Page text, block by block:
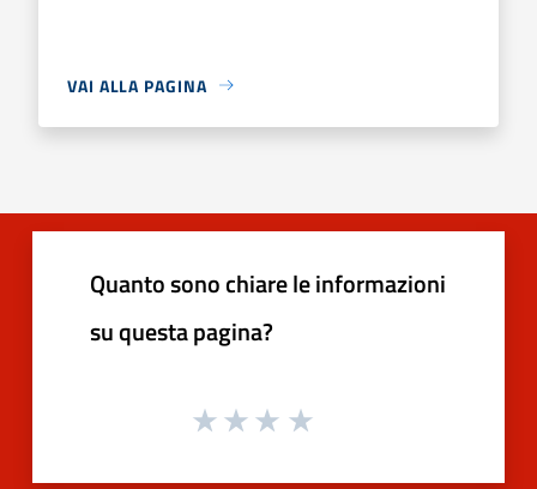
VAI ALLA PAGINA
Quanto sono chiare le informazioni
su questa pagina?